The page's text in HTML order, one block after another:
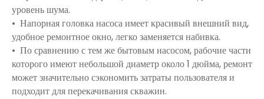
уровень шума.
• Напорная головка насоса имеет красивый внешний вид,
удобное ремонтное окно, легко заменяется набивка.
• По сравнению с тем же бытовым насосом, рабочие части
которого имеют небольшой диаметр около 1 дюйма, ремонт
может значительно сэкономить затраты пользователя и
подходит для перекачивания скважин.